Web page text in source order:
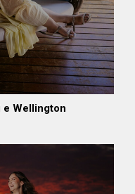
e Wellington